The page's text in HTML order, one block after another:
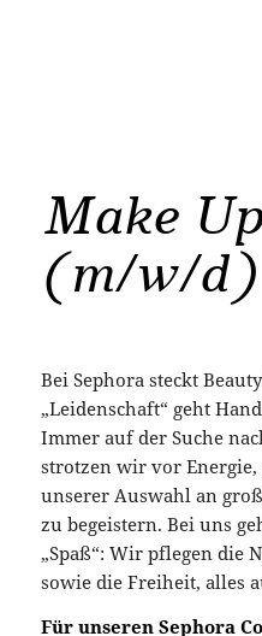
Make
(m/w/d)
Bei Sephora steckt
„Leidenschaft“ geht
Immer auf der Suche
strotzen wir vor
unserer Auswahl an
zu begeistern. Bei uns
„Spaß“: Wir pflegen die
sowie die Freiheit, alles
Für unseren Sephora